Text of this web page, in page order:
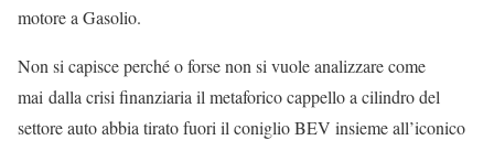
motore a Gasolio.
Non si capisce perché o forse non si vuole analizzare come
mai dalla crisi finanziaria il metaforico cappello a cilindro del
settore auto abbia tirato fuori il coniglio BEV insieme all’iconico